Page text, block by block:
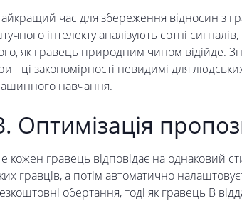
час для збереження відносин з
інтелекту аналізують сотні
як гравець природним чином відійде.
- ці закономірності невидимі для
навчання.
Оптимізація
кожен гравець відповідає на однаковий
гравців, а потім автоматично
обертання, тоді як гравець B